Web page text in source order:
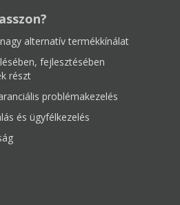
alternatív termékkínálat
fejlesztésében
részt
problémakezelés
és ügyfélkezelés